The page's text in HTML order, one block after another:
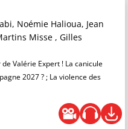
Noémie Halioua, Jean
Misse , Gilles
Valérie Expert ! La canicule
2027 ? ; La violence des